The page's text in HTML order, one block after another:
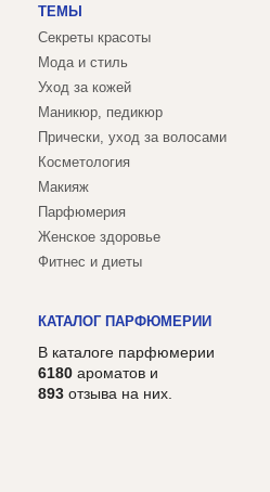
ТЕМЫ
Секреты красоты
Мода и стиль
Уход за кожей
Маникюр, педикюр
Прически, уход за волосами
Косметология
Макияж
Парфюмерия
Женское здоровье
Фитнес и диеты
КАТАЛОГ ПАРФЮМЕРИИ
В каталоге парфюмерии
6180 ароматов и
893 отзыва на них.